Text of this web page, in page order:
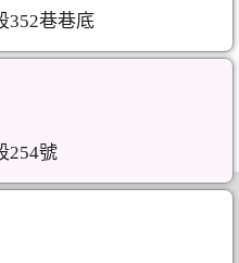
352巷巷底
254號